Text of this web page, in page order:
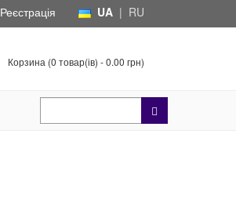
UA | RU
Реєстрація
Корзина (0 товар(ів) - 0.00 грн)